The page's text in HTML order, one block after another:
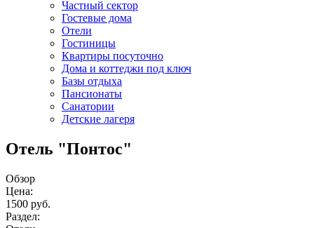
Частный сектор
Гостевые дома
Отели
Гостиницы
Квартиры посуточно
Дома и коттеджи под ключ
Базы отдыха
Пансионаты
Санатории
Детские лагеря
Отель "Понтос"
Обзор
Цена:
1500 руб.
Раздел: